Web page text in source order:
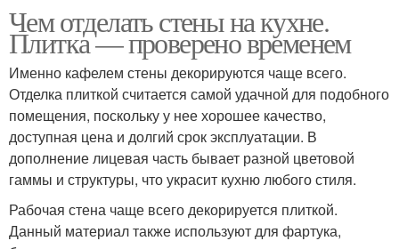
Чем отделать стены на кухне.
Плитка — проверено временем
Именно кафелем стены декорируются чаще всего.
Отделка плиткой считается самой удачной для подобного
помещения, поскольку у нее хорошее качество,
доступная цена и долгий срок эксплуатации. В
дополнение лицевая часть бывает разной цветовой
гаммы и структуры, что украсит кухню любого стиля.
Рабочая стена чаще всего декорируется плиткой.
Данный материал также используют для фартука,